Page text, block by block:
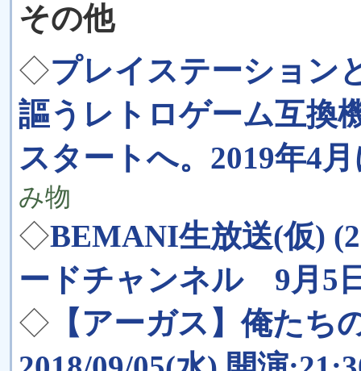
その他
◇プレイステーション
謳うレトロゲーム互換
スタートへ。2019年4
み物
◇BEMANI生放送(仮)
ードチャンネル 9月5
◇ 【アーガス】俺た